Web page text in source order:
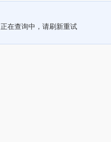
正在查询中，请刷新重试